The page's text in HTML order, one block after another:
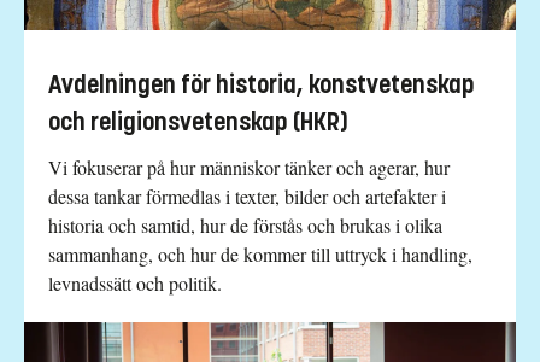
Avdelningen för historia, konstvetenskap
och religionsvetenskap (HKR)
Vi fokuserar på hur människor tänker och agerar, hur
dessa tankar förmedlas i texter, bilder och artefakter i
historia och samtid, hur de förstås och brukas i olika
sammanhang, och hur de kommer till uttryck i handling,
levnadssätt och politik.